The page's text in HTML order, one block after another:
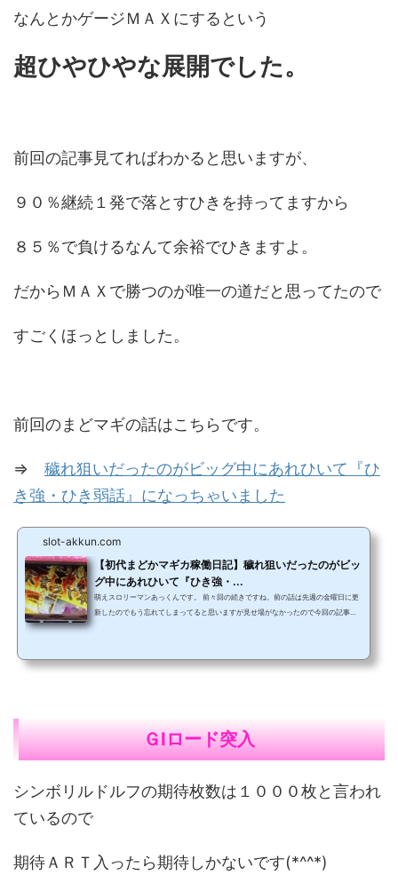
なんとかゲージＭＡＸにするという
超ひやひやな展開でした。
前回の記事見てればわかると思いますが、
９０％継続１発で落とすひきを持ってますから
８５％で負けるなんて余裕でひきますよ。
だからＭＡＸで勝つのが唯一の道だと思ってたので
すごくほっとしました。
前回のまどマギの話はこちらです。
⇒ 穢れ狙いだったのがビッグ中にあれひいて『ひ
き強・ひき弱話』になっちゃいました
slot-akkun.com
【初代まどかマギカ稼働日記】穢れ狙いだったのがビッ
グ中にあれひいて『ひき強・...
萌えスロリーマンあっくんです。 前々回の続きですね。前の話は先週の金曜日に更
新したのでもう忘れてしまってると思いますが見せ場がなかったので今回の記事か
の地域は被害大丈夫ですか？僕の住んでる地域は強風域をかすめた程度なので風は
ＧⅠロード突入
シンボリルドルフの期待枚数は１０００枚と言われ
ているので
期待ＡＲＴ入ったら期待しかないです(*^^*)